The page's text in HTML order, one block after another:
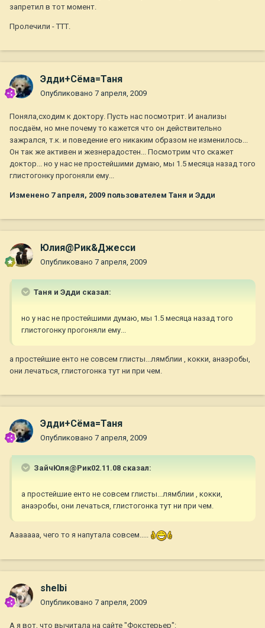
запретил в тот момент.
Пролечили - ТТТ.
Эдди+Сёма=Таня
Опубликовано 7 апреля, 2009
Поняла,сходим к доктору. Пусть нас посмотрит. И анализы
посдаём, но мне почему то кажется что он действительно
зажрался, т.к. и поведение его никаким образом не изменилось...
Он так же активен и жезнерадостен... Посмотрим что скажет
доктор... но у нас не простейшими думаю, мы 1.5 месяца назад того
глистогонку прогоняли ему...
Изменено 7 апреля, 2009 пользователем Таня и Эдди
Юлия@Рик&Джесси
Опубликовано 7 апреля, 2009
Таня и Эдди сказал:
но у нас не простейшими думаю, мы 1.5 месяца назад того
глистогонку прогоняли ему...
а простейшие енто не совсем глисты...лямблии , кокки, анаэробы,
они лечаться, глистогонка тут ни при чем.
Эдди+Сёма=Таня
Опубликовано 7 апреля, 2009
ЗайчЮля@Рик02.11.08 сказал:
а простейшие енто не совсем глисты...лямблии , кокки,
анаэробы, они лечаться, глистогонка тут ни при чем.
Ааааааа, чего то я напутала совсем.....
shelbi
Опубликовано 7 апреля, 2009
А я вот, что вычитала на сайте "Фокстерьер":